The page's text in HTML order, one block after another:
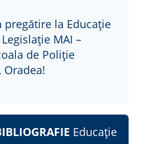
pregătire la Educație
MAI –
de Poliție
Oradea!
Educație